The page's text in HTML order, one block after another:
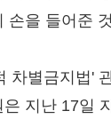
손을 들어준
차별금지법'
은 지난 17일